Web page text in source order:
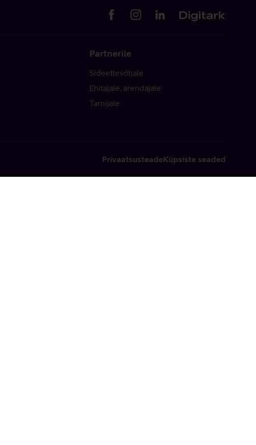
Partnerile
Sideettevõtjale
Ehitajale, arendajale
Tarnijale
PrivaatsusteadeKüpsiste seaded